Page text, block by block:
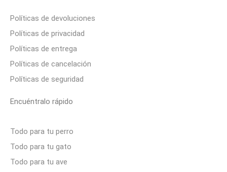
Políticas de devoluciones
Políticas de privacidad
Políticas de entrega
Políticas de cancelación
Políticas de seguridad
Encuéntralo rápido
Todo para tu perro
Todo para tu gato
Todo para tu ave